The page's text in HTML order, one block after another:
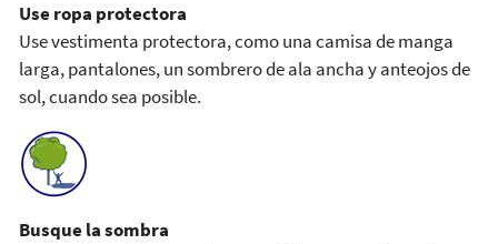
Use ropa protectora
Use vestimenta protectora, como una camisa de manga
larga, pantalones, un sombrero de ala ancha y anteojos de
sol, cuando sea posible.
Busque la sombra